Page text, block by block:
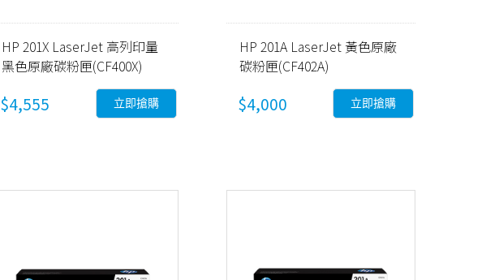
HP 201X LaserJet 高列印量
黑色原廠碳粉匣(CF400X)
$4,555 立即搶購
HP 201A LaserJet 黃色原廠
碳粉匣(CF402A)
$4,000 立即搶購